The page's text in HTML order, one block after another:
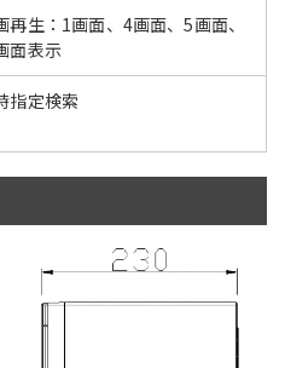
再生：1画面、4画面、5画面、
面表示
指定検索